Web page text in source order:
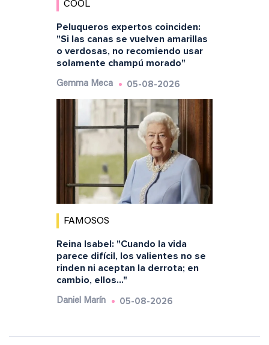
COOL
Peluqueros expertos coinciden:
"Si las canas se vuelven amarillas
o verdosas, no recomiendo usar
solamente champú morado"
Gemma Meca 05-08-2026
FAMOSOS
Reina Isabel: "Cuando la vida
parece difícil, los valientes no se
rinden ni aceptan la derrota; en
cambio, ellos..."
Daniel Marín 05-08-2026